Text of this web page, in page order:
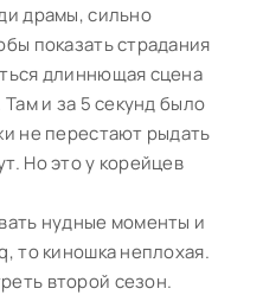
драмы, сильно
показать страдания
длиннющая сцена
и за 5 секунд было
не перестают рыдать
Но это у корейцев
нудные моменты и
то киношка неплохая.
второй сезон.